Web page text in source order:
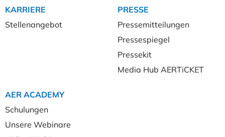
KARRIERE
Stellenangebot
PRESSE
Pressemitteilungen
Pressespiegel
Pressekit
Media Hub AERTiCKET
AER ACADEMY
Schulungen
Unsere Webinare